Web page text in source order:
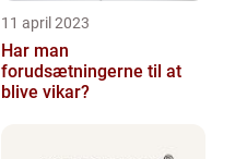
11 april 2023
Har man
forudsætningerne til at
blive vikar?